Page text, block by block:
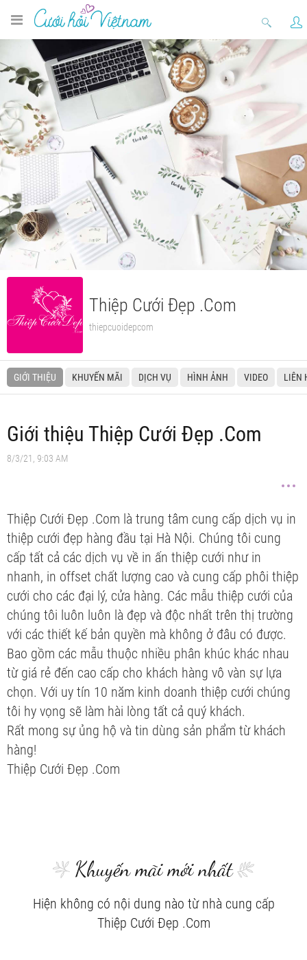
Thiệp Cưới Đẹp .Com
thiepcuoidepcom
GIỚI THIỆU KHUYẾN MÃI DỊCH VỤ HÌNH ẢNH VIDEO LIÊN
Giới thiệu Thiệp Cưới Đẹp .Com
8/3/21, 9:03 AM
Thiệp Cưới Đẹp .Com là trung tâm cung cấp dịch vụ in
thiệp cưới đẹp hàng đầu tại Hà Nội. Chúng tôi cung
cấp tất cả các dịch vụ về in ấn thiệp cưới như in
nhanh, in offset chất lượng cao và cung cấp phôi thiệp
cưới cho các đại lý, cửa hàng. Các mẫu thiệp cưới của
chúng tôi luôn luôn là đẹp và độc nhất trên thị trường
với các thiết kế bản quyền mà không ở đâu có được.
Bao gồm các mẫu thuộc nhiều phân khúc khác nhau
từ giá rẻ đến cao cấp cho khách hàng vô vàn sự lựa
chọn. Với uy tín 10 năm kinh doanh thiệp cưới chúng
tôi hy vọng sẽ làm hài lòng tất cả quý khách.
Rất mong sự ủng hộ và tin dùng sản phẩm từ khách
hàng!
Thiệp Cưới Đẹp .Com
Khuyến mãi mới nhất
Hiện không có nội dung nào từ nhà cung cấp
Thiệp Cưới Đẹp .Com